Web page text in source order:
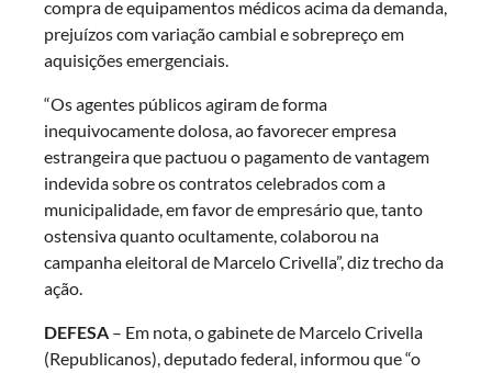
compra de equipamentos médicos acima da demanda,
prejuízos com variação cambial e sobrepreço em
aquisições emergenciais.
“Os agentes públicos agiram de forma
inequivocamente dolosa, ao favorecer empresa
estrangeira que pactuou o pagamento de vantagem
indevida sobre os contratos celebrados com a
municipalidade, em favor de empresário que, tanto
ostensiva quanto ocultamente, colaborou na
campanha eleitoral de Marcelo Crivella”, diz trecho da
ação.
DEFESA – Em nota, o gabinete de Marcelo Crivella
(Republicanos), deputado federal, informou que “o